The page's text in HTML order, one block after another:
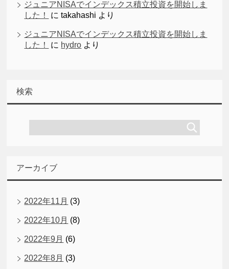
ジュニアNISAでインデックス積立投資を開始しま
した！
にtakahashi より
ジュニアNISAでインデックス積立投資を開始しま
した！
に hydro より
検索
アーカイブ
2022年11月 (3)
2022年10月 (8)
2022年9月 (6)
2022年8月 (3)